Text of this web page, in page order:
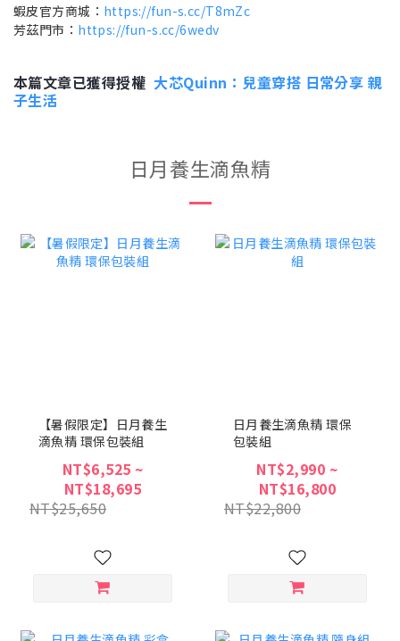
蝦皮官方商城： https://fun-s.cc/T8mZc
芳茲門市： https://fun-s.cc/6wedv
本篇文章已獲得授權 大芯Quinn：兒童穿搭 日常分享 親
子生活
日月養生滴魚精
【暑假限定】日月養生
滴魚精 環保包裝組
NT$6,525 ~
NT$18,695
NT$25,650
日月養生滴魚精 環保
包裝組
NT$2,990 ~
NT$16,800
NT$22,800